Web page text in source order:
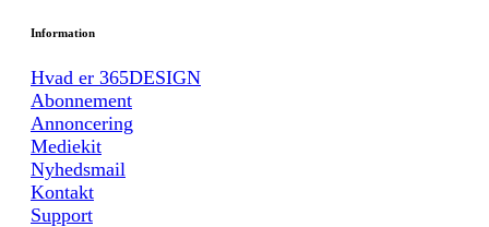
Information
Hvad er 365DESIGN
Abonnement
Annoncering
Mediekit
Nyhedsmail
Kontakt
Support